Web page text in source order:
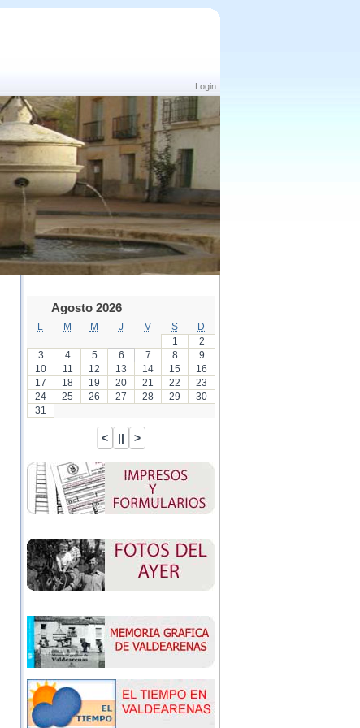
Login
Agosto 2026
M M J V S
D
1
2
3
4 5 6 7 8
9
10
11 12 13 14 15
16
17
18 19 20 21 22
23
24
25 26 27 28 29
30
31